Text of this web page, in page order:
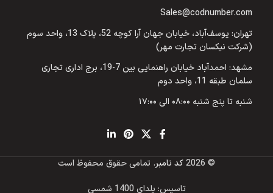
Sales@codnumber.com
تهران: یوسف‌آباد، خیابان جهان آرا کوچه 52، پلاک 13، واحد سوم
(شرکت نیکسان تجارت مهر)
مشهد: احمدآباد خیابان راهنمایی بین 7-19، برج اداری تجاری
سلمان طبقه 11، واحد دوم
شنبه تا پنج شنبه ۰۸:۰۰ الی ۱۷:۰۰
© 2026 کد نامبر. تمامی حقوق محفوظ است
تاسیس: یلدای 1400 شمسی